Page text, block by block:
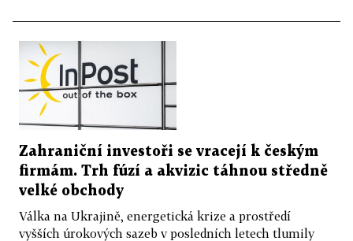
Zahraniční investoři se vracejí k českým
firmám. Trh fúzí a akvizic táhnou středně
velké obchody
Válka na Ukrajině, energetická krize a prostředí
vyšších úrokových sazeb v posledních letech tlumily